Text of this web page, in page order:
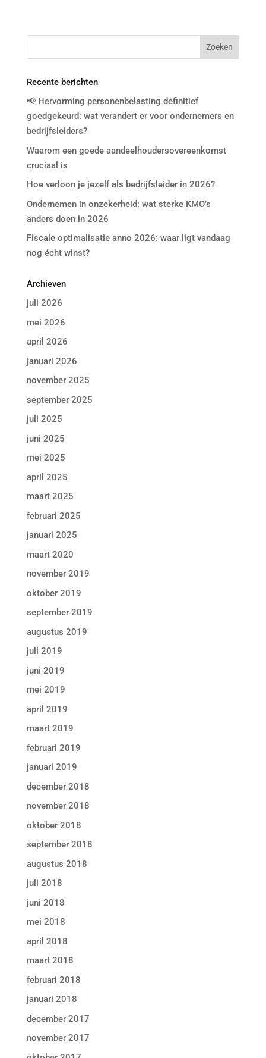
Recente berichten
📢 Hervorming personenbelasting definitief
goedgekeurd: wat verandert er voor ondernemers en
bedrijfsleiders?
Waarom een goede aandeelhoudersovereenkomst
cruciaal is
Hoe verloon je jezelf als bedrijfsleider in 2026?
Ondernemen in onzekerheid: wat sterke KMO’s
anders doen in 2026
Fiscale optimalisatie anno 2026: waar ligt vandaag
nog écht winst?
Archieven
juli 2026
mei 2026
april 2026
januari 2026
november 2025
september 2025
juli 2025
juni 2025
mei 2025
april 2025
maart 2025
februari 2025
januari 2025
maart 2020
november 2019
oktober 2019
september 2019
augustus 2019
juli 2019
juni 2019
mei 2019
april 2019
maart 2019
februari 2019
januari 2019
december 2018
november 2018
oktober 2018
september 2018
augustus 2018
juli 2018
juni 2018
mei 2018
april 2018
maart 2018
februari 2018
januari 2018
december 2017
november 2017